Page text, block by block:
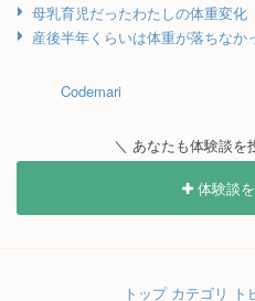
母乳育児だったわたしの体重変化
産後半年くらいは体重が落ちなか
Codemari
＼ あなたも体験談を
体験談
トップ カテゴリ ト